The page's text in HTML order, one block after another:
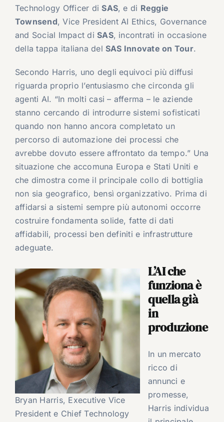
Technology Officer diSAS, e di Reggie
Townsend, Vice President AI Ethics, Governance
and Social Impact diSAS, incontrati in occasione
della tappa italiana del SAS Innovate on Tour.
Secondo Harris, uno degli equivoci più diffusi
riguarda proprio l’entusiasmo che circonda gli
agenti AI. “In molti casi – afferma – le aziende
stanno cercando di introdurre sistemi sofisticati
quando non hanno ancora completato un
percorso di automazione dei processi che
avrebbe dovuto essere affrontato da tempo.” Una
situazione che accomuna Europa e Stati Uniti e
che dimostra come il principale collo di bottiglia
non sia geografico, bensì organizzativo. Prima di
affidarsi a sistemi sempre più autonomi occorre
costruire fondamenta solide, fatte di dati
affidabili, processi ben definiti e infrastrutture
adeguate.
Bryan Harris, Executive Vice
President e Chief Technology
L’AI che
funziona è
quella già
in
produzione
In un mercato
ricco di
annunci e
promesse,
Harris individua